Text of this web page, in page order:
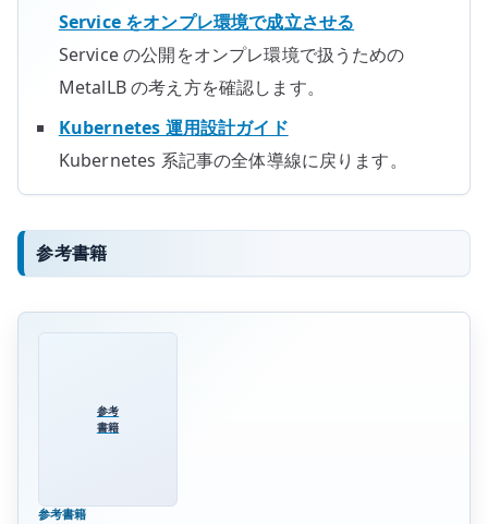
Service をオンプレ環境で成立させる
Service の公開をオンプレ環境で扱うための
MetalLB の考え方を確認します。
Kubernetes 運用設計ガイド
Kubernetes 系記事の全体導線に戻ります。
参考書籍
参考
書籍
参考書籍